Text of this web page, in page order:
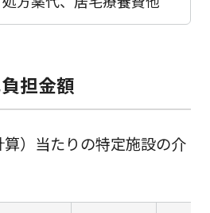
担金額
）当たりの特定施設の介